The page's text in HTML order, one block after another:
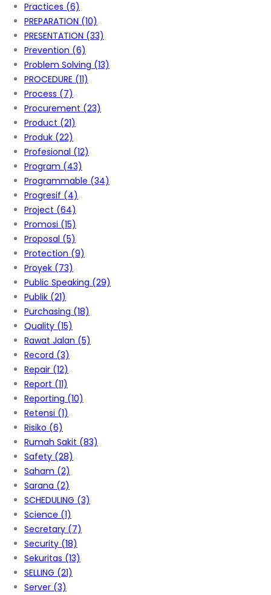
Practices (6)
PREPARATION (10)
PRESENTATION (33)
Prevention (6)
Problem Solving (13)
PROCEDURE (11)
Process (7)
Procurement (23)
Product (21)
Produk (22)
Profesional (12)
Program (43)
Programmable (34)
Progresif (4)
Project (64)
Promosi (15)
Proposal (5)
Protection (9)
Proyek (73)
Public Speaking (29)
Publik (21)
Purchasing (18)
Quality (15)
Rawat Jalan (5)
Record (3)
Repair (12)
Report (11)
Reporting (10)
Retensi (1)
Risiko (6)
Rumah Sakit (83)
Safety (28)
Saham (2)
Sarana (2)
SCHEDULING (3)
Science (1)
Secretary (7)
Security (18)
Sekuritas (13)
SELLING (21)
Server (3)